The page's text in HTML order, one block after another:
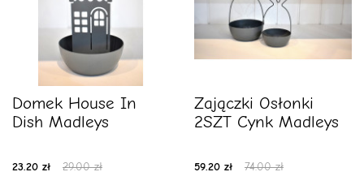
Domek House In
Dish Madleys
23.20 zł 29.00 zł
Zajączki Osłonki
2SZT Cynk Madleys
59.20 zł 74.00 zł